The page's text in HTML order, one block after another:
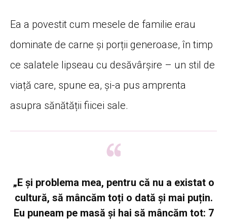
Ea a povestit cum mesele de familie erau
dominate de carne și porții generoase, în timp
ce salatele lipseau cu desăvârșire – un stil de
viață care, spune ea, și-a pus amprenta
asupra sănătății fiicei sale.
„E și problema mea, pentru că nu a existat o
cultură, să mâncăm toți o dată și mai puțin.
Eu puneam pe masă și hai să mâncăm tot: 7